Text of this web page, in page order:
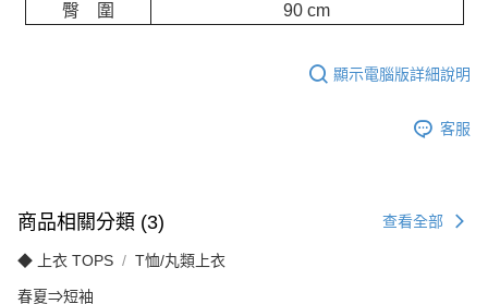
臀 圍
90 cm
顯示電腦版詳細說明
客服
商品相關分類 (3) 查看全部
◆ 上衣 TOPS T恤/丸類上衣
春夏⇒短袖